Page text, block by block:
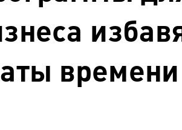
времени